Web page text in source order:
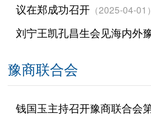
议在郑成功召开（2025-04-01）
刘宁王凯孔昌生会见海内外
豫商联合会
钱国玉主持召开豫商联合会